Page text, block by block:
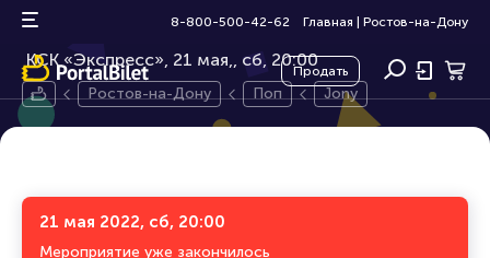
8-800-500-42-62 Главная Ростов-на-Дону
Продать
Jony
КСК «Экспресс», 21 мая, сб, 20:00
Ростов-на-Дону Поп Jony
21 мая 2022, сб, 20:00
Мероприятие уже закончилось